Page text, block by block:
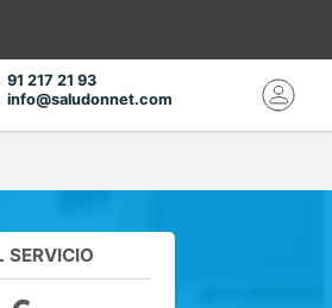
91 217 21 93
info@saludonnet.com
SERVICIO